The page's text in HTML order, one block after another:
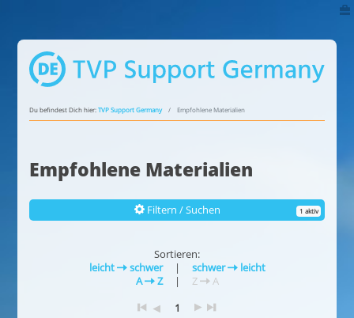
Du befindest Dich hier:TVP Support Germany Empfohlene Materialien
Empfohlene Materialien
Filtern / Suchen 1 aktiv
Sortieren:
leicht
schwer | schwer
leicht
A
Z | Z
A
1